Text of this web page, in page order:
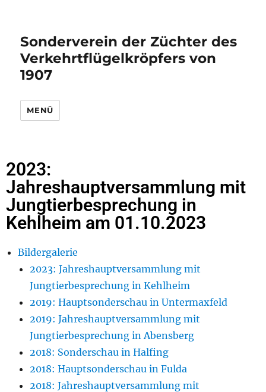
Sonderverein der Züchter des
Verkehrtflügelkröpfers von
1907
MENÜ
2023:
Jahreshauptversammlung mit
Jungtierbesprechung in
Kehlheim am 01.10.2023
Bildergalerie
2023: Jahreshauptversammlung mit
Jungtierbesprechung in Kehlheim
2019: Hauptsonderschau in Untermaxfeld
2019: Jahreshauptversammlung mit
Jungtierbesprechung in Abensberg
2018: Sonderschau in Halfing
2018: Hauptsonderschau in Fulda
2018: Jahreshauptversammlung mit